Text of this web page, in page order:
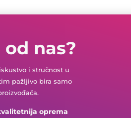
nas?
i stručnost u
pažljivo bira samo
oprema